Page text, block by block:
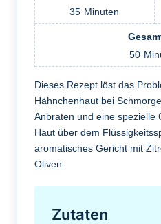
35 Minuten
50
Dieses Rezept löst das
Hähnchenhaut bei
Anbraten und eine spezielle
Haut über dem
aromatisches Gericht mit
Oliven.
Zutaten